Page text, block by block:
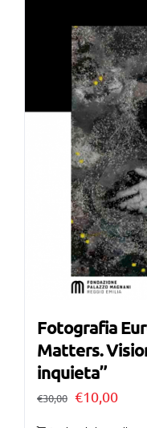
Fotografia
Matters.
inquieta”
€30,00 Il
€10,00Il